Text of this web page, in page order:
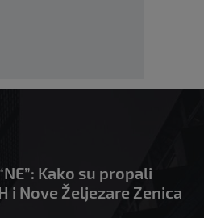
Kako su propali
i Nove Željezare Zenica